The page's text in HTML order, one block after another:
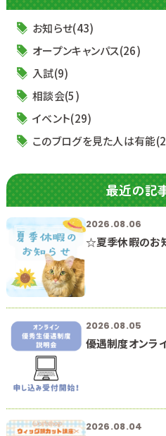
お知らせ(43)
オープンキャンパス(26)
入試(9)
相談会(5)
イベント(29)
このブログを見た人は有能
最近の記
2026.08.06
☆夏季休暇のお
2026.08.05
優遇制度オンラ
2026.08.04